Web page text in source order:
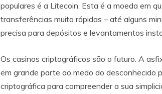
populares é a Litecoin. Esta é a moeda em
transferências muito rápidas – até alguns
precisa para depósitos e levantamentos
Os casinos criptográficos são o futuro. A
em grande parte ao medo do desconhecido
criptográfica para compreender a sua